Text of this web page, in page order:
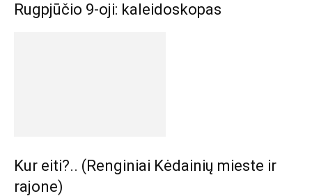
Rugpjūčio 9-oji: kaleidoskopas
Kur eiti?.. (Renginiai Kėdainių mieste ir
rajone)